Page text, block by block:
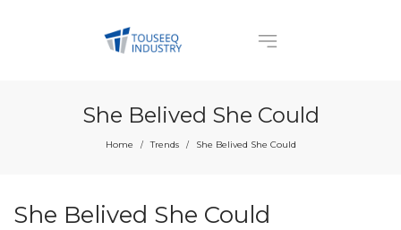
She Belived She Could
Home / Trends / She Belived She Could
She Belived She Could